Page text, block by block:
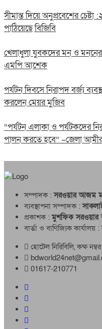
সীমান্ত দিয়ে অনুপ্রবেশের চেষ্টা
পাঠিয়েছে বিজিবি
খেলাধুলা যুবকদের মন ও
এমপি আশেক
পর্যটন দিবসে নিরাপদ বর্জ্য
করলেন মেয়র মুজিব
“পর্যটন এলাকা ও পর্যটকদের
পালন করতে হবে” –জেলা
সম্পাদক :সরওয়ার আজম
ব্যবস্থাপনা সম্পাদক :
প্রকাশক :মুশফিক সরওয়ার
বার্তা ও বাণিজ্যিক কার্যালয় :
হোটেল নিরিবিলি, কক্ষ
01617-210771